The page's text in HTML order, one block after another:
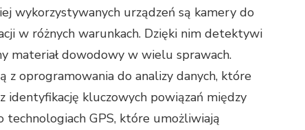
wykorzystywanych urządzeń są kamery do
w różnych warunkach. Dzięki nim detektywi
materiał dowodowy w wielu sprawach.
oprogramowania do analizy danych, które
identyfikację kluczowych powiązań między
technologiach GPS, które umożliwiają